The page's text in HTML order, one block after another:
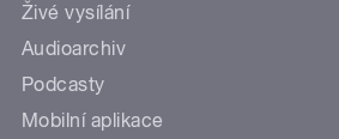
Živé vysílání
Audioarchiv
Podcasty
Mobilní aplikace